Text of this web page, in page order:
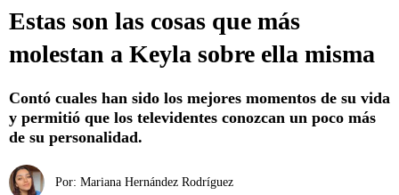
Estas son las cosas que más
molestan a Keyla sobre ella misma
Contó cuales han sido los mejores momentos de su vida
y permitió que los televidentes conozcan un poco más
de su personalidad.
Por: Mariana Hernández Rodríguez